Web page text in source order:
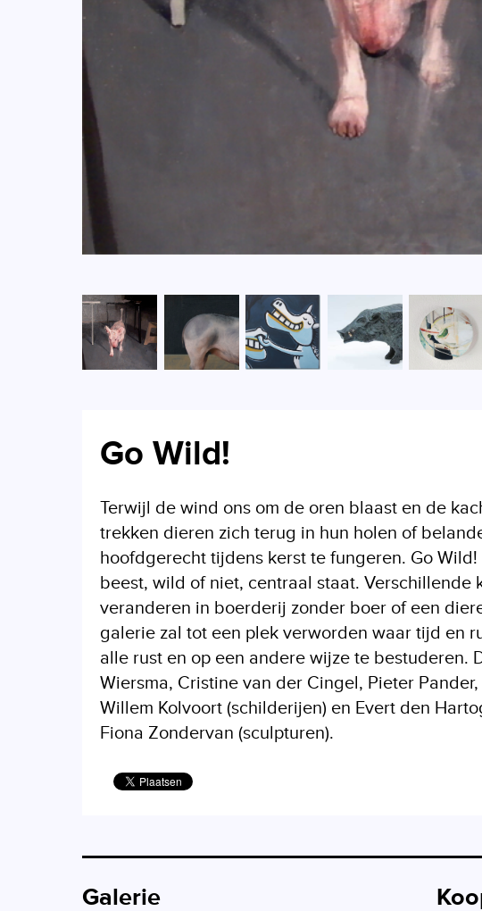
Go Wild!
Terwijl de wind ons om de oren blaast en de
trekken dieren zich terug in hun holen of
hoofdgerecht tijdens kerst te fungeren. Go
beest, wild of niet, centraal staat. Verschillende
veranderen in boerderij zonder boer of een
galerie zal tot een plek verworden waar tijd en
alle rust en op een andere wijze te bestuderen.
Wiersma, Cristine van der Cingel, Pieter
Willem Kolvoort (schilderijen) en Evert den
Fiona Zondervan (sculpturen).
Galerie